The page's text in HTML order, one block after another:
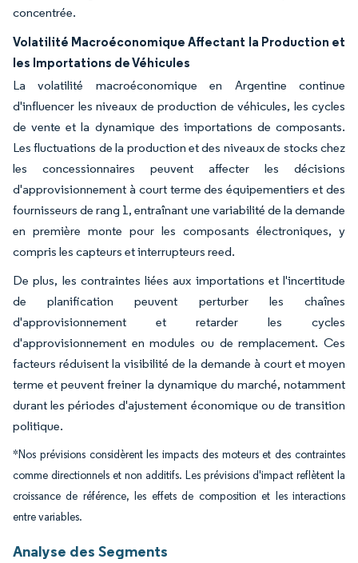
concentrée.
Volatilité Macroéconomique Affectant la Production et
les Importations de Véhicules
La volatilité macroéconomique en Argentine continue
d'influencer les niveaux de production de véhicules, les cycles
de vente et la dynamique des importations de composants.
Les fluctuations de la production et des niveaux de stocks chez
les concessionnaires peuvent affecter les décisions
d'approvisionnement à court terme des équipementiers et des
fournisseurs de rang 1, entraînant une variabilité de la demande
en première monte pour les composants électroniques, y
compris les capteurs et interrupteurs reed.
De plus, les contraintes liées aux importations et l'incertitude
de planification peuvent perturber les chaînes
d'approvisionnement et retarder les cycles
d'approvisionnement en modules ou de remplacement. Ces
facteurs réduisent la visibilité de la demande à court et moyen
terme et peuvent freiner la dynamique du marché, notamment
durant les périodes d'ajustement économique ou de transition
politique.
*Nos prévisions considèrent les impacts des moteurs et des contraintes
comme directionnels et non additifs. Les prévisions d'impact reflètent la
croissance de référence, les effets de composition et les interactions
entre variables.
Analyse des Segments